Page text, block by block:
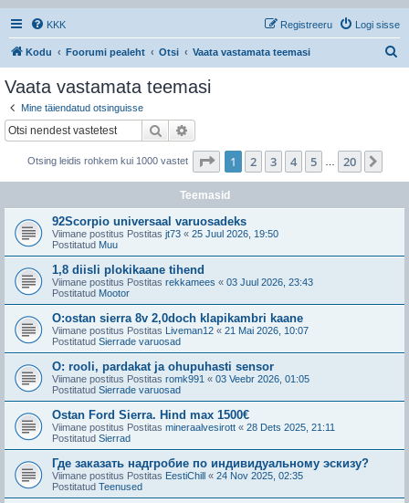
KKK Logi sisse
Registreeru
Kodu Foorumi pealeht Otsi Vaata vastamata teemasi
Vaata vastamata teemasi
Mine täiendatud otsinguisse
Otsi
Otsing leidis rohkem kui 1000 vastet 1 . leht20 -st
1 2 3 4 5 20
Teemasid
92Scorpio universaal varuosadeks
Viimane postitus Postitas jt73 « 25 Juul 2026, 19:50
Postitatud Muu
1,8 diisli plokikaane tihend
Viimane postitus Postitas rekkamees « 03 Juul 2026, 23:43
Postitatud Mootor
O:ostan sierra 8v 2,0doch klapikambri kaane
Viimane postitus Postitas Liveman12 « 21 Mai 2026, 10:07
Postitatud Sierrade varuosad
O: rooli, pardakat ja ohupuhasti sensor
Viimane postitus Postitas romk991 « 03 Veebr 2026, 01:05
Postitatud Sierrade varuosad
Ostan Ford Sierra. Hind max 1500€
Viimane postitus Postitas mineraalvesirott « 28 Dets 2025, 21:11
Postitatud Sierrad
Где заказать надгробие по индивидуальному эскизу?
Viimane postitus Postitas EestiChill « 24 Nov 2025, 02:35
Postitatud Teenused